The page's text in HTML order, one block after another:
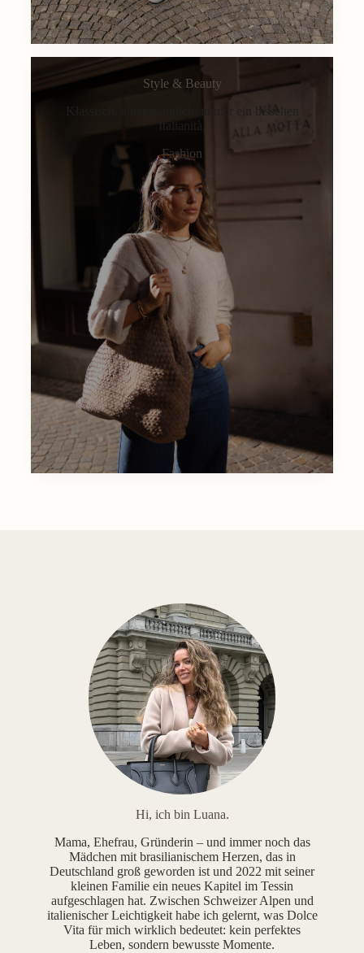
Style & Beauty
Klassisch, alltagstauglich, immer ein bisschen
Italianità.
Fashion
Hi, ich bin Luana.
Mama, Ehefrau, Gründerin – und immer noch das
Mädchen mit brasilianischem Herzen, das in
Deutschland groß geworden ist und 2022 mit seiner
kleinen Familie ein neues Kapitel im Tessin
aufgeschlagen hat. Zwischen Schweizer Alpen und
italienischer Leichtigkeit habe ich gelernt, was Dolce
Vita für mich wirklich bedeutet: kein perfektes
Leben, sondern bewusste Momente.